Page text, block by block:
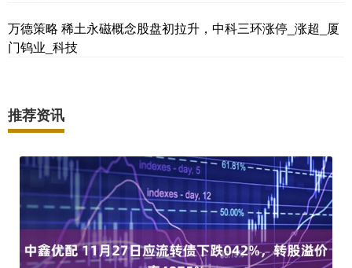
万德策略 稀土永磁概念股盘初拉升，中科三环涨停_涨超_厦
门钨业_科技
推荐资讯